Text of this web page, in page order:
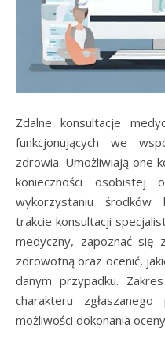
Zdalne konsultacje
funkcjonujących we
zdrowia. Umożliwiają one
konieczności osobistej
wykorzystaniu środków
trakcie konsultacji
medyczny, zapoznać się
zdrowotną oraz ocenić,
danym przypadku.
charakteru
możliwości dokonania